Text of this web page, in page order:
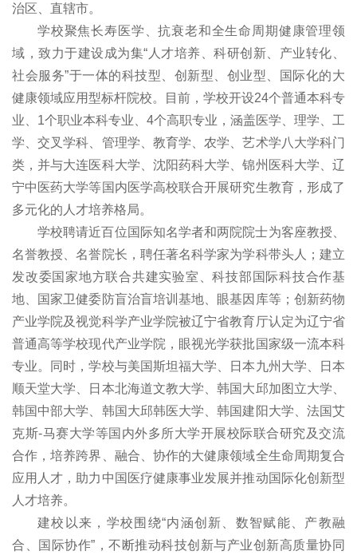
治区、直辖市。
学校聚焦长寿医学、抗衰老和全生命周期健康管理领
域，致力于建设成为集“人才培养、科研创新、产业转化、
社会服务”于一体的科技型、创新型、创业型、国际化的大
健康领域应用型标杆院校。目前，学校开设24个普通本科专
业、1个职业本科专业、4个高职专业，涵盖医学、理学、工
学、交叉学科、管理学、教育学、农学、艺术学八大学科门
类，并与大连医科大学、沈阳药科大学、锦州医科大学、辽
宁中医药大学等国内医学高校联合开展研究生教育，形成了
多元化的人才培养格局。
学校聘请近百位国际知名学者和两院院士为客座教授、
名誉教授、名誉院长，聘任著名科学家为学科带头人；建立
发改委国家地方联合共建实验室、科技部国际科技合作基
地、国家卫健委防盲治盲培训基地、眼基因库等；创新药物
产业学院及视觉科学产业学院被辽宁省教育厅认定为辽宁省
普通高等学校现代产业学院，眼视光学获批国家级一流本科
专业。同时，学校与美国斯坦福大学、日本九州大学、日本
顺天堂大学、日本北海道文教大学、韩国大邱加图立大学、
韩国中部大学、韩国大邱韩医大学、韩国建阳大学、法国艾
克斯-马赛大学等国内外多所大学开展校际联合研究及交流
合作，培养跨界、融合、协作的大健康领域全生命周期复合
应用人才，助力中国医疗健康事业发展并推动国际化创新型
人才培养。
建校以来，学校围绕“内涵创新、数智赋能、产教融
合、国际协作”，不断推动科技创新与产业创新高质量协同